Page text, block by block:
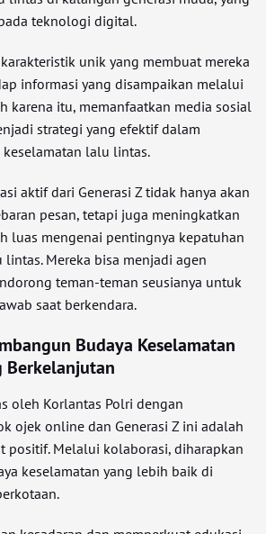
teknologi digital.
unik yang membuat mereka
informasi yang disampaikan melalui
karena itu, memanfaatkan media sosial
strategi yang efektif dalam
keselamatan lalu lintas.
aktif dari Generasi Z tidak hanya akan
pesan, tetapi juga meningkatkan
luas mengenai pentingnya kepatuhan
Mereka bisa menjadi agen
teman-teman seusianya untuk
saat berkendara.
Budaya Keselamatan
Berkelanjutan
oleh Korlantas Polri dengan
ojek online dan Generasi Z ini adalah
positif. Melalui kolaborasi, diharapkan
keselamatan yang lebih baik di